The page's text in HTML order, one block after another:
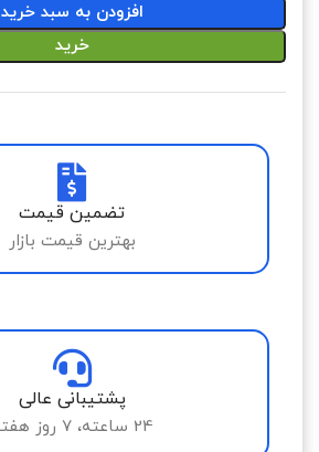
افزودن به سبد خرید
خرید
تضمین قیمت
بهترین قیمت بازار
پشتیبانی عالی
24 ساعته، 7 روز هفته